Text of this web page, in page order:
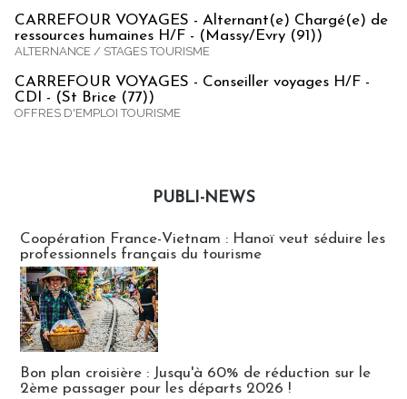
CARREFOUR VOYAGES - Alternant(e) Chargé(e) de
ressources humaines H/F - (Massy/Evry (91))
ALTERNANCE / STAGES TOURISME
CARREFOUR VOYAGES - Conseiller voyages H/F -
CDI - (St Brice (77))
OFFRES D'EMPLOI TOURISME
PUBLI-NEWS
Coopération France-Vietnam : Hanoï veut séduire les
professionnels français du tourisme
Bon plan croisière : Jusqu'à 60% de réduction sur le
2ème passager pour les départs 2026 !